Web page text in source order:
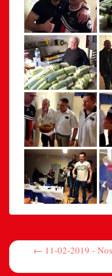
← 11-02-2019 -